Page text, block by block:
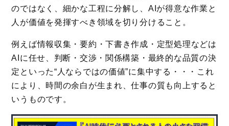
のではなく、細かな工程に分解し、AIが得意な作業と
人が価値を発揮すべき領域を切り分けること。
例えば情報収集・要約・下書き作成・定型処理などは
AIに任せ、判断・交渉・関係構築・最終的な品質の決
定といった“人ならではの価値”に集中する・・・これ
により、時間の余白が生まれ、仕事の質も向上すると
いうものです。